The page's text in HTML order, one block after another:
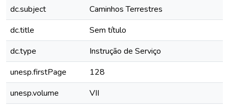
dc.subject
Caminhos Terrestres
dc.title
Sem título
dc.type
Instrução de Serviço
unesp.firstPage
128
unesp.volume
VII